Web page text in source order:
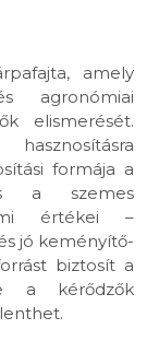
amely
agronómiai
elismerését.
formája a
a szemes
értékei –
jó keményítő-
biztosít a
a kérődzők